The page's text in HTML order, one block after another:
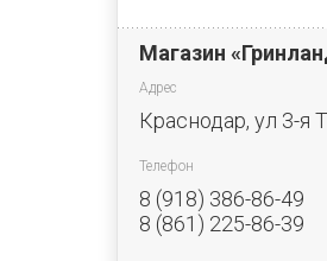
Магазин
Адрес
Краснодар, ул 3-я
Телефон
8 (918) 386-86-49
8 (861) 225-86-39